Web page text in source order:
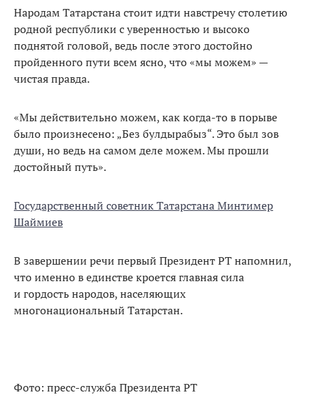
Народам Татарстана стоит идти навстречу столетию
родной республики с уверенностью и высоко
поднятой головой, ведь после этого достойно
пройденного пути всем ясно, что «мы можем» —
чистая правда.
«Мы действительно можем, как когда-то в порыве
было произнесено: „Без булдырабыз“. Это был зов
души, но ведь на самом деле можем. Мы прошли
достойный путь».
Государственный советник Татарстана Минтимер
Шаймиев
В завершении речи первый Президент РТ напомнил,
что именно в единстве кроется главная сила
и гордость народов, населяющих
многонациональный Татарстан.
Фото: пресс-служба Президента РТ